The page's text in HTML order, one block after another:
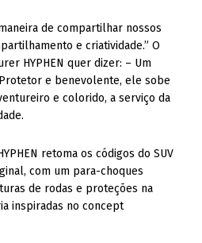
de compartilhar nossos
e criatividade.” O
HYPHEN quer dizer: – Um
e benevolente, ele sobe
e colorido, a serviço da
retoma os códigos do SUV
com um para-choques
de rodas e proteções na
inspiradas no concept